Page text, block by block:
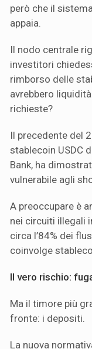
però che il
appaia.
Il nodo centrale
investitori
rimborso delle
avrebbero
richieste?
Il precedente del
stablecoin USDC
Bank, ha
vulnerabile agli
A preoccupare è
nei circuiti illegali
circa l’84% dei
coinvolge
Il vero rischio:
Ma il timore più
fronte: i depositi.
La nuova